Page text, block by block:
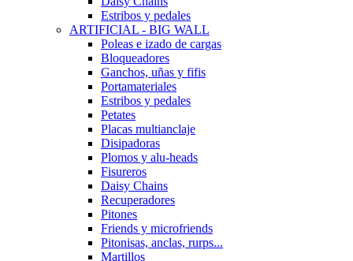
Estribos y pedales
ARTIFICIAL - BIG WALL
Poleas e izado de cargas
Bloqueadores
Ganchos, uñas y fifis
Portamateriales
Estribos y pedales
Petates
Placas multianclaje
Disipadoras
Plomos y alu-heads
Fisureros
Daisy Chains
Recuperadores
Pitones
Friends y microfriends
Pitonisas, anclas, rurps...
Martillos